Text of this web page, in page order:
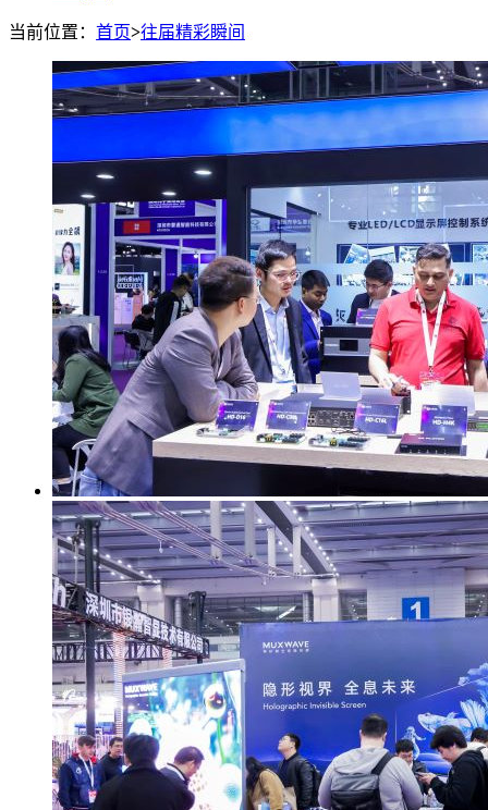
当前位置： 首页>往届精彩瞬间